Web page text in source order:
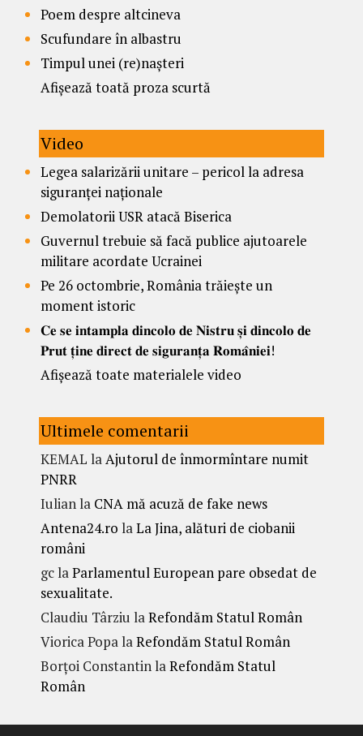
Poem despre altcineva
Scufundare în albastru
Timpul unei (re)nașteri
Afișează toată proza scurtă
Video
Legea salarizării unitare – pericol la adresa
siguranței naționale
Demolatorii USR atacă Biserica
Guvernul trebuie să facă publice ajutoarele
militare acordate Ucrainei
Pe 26 octombrie, România trăiește un
moment istoric
𝐂𝐞 𝐬𝐞 𝐢𝐧𝐭𝐚𝐦𝐩𝐥𝐚 𝐝𝐢𝐧𝐜𝐨𝐥𝐨 𝐝𝐞 𝐍𝐢𝐬𝐭𝐫𝐮 𝐬̦𝐢 𝐝𝐢𝐧𝐜𝐨𝐥𝐨 𝐝𝐞
𝐏𝐫𝐮𝐭 𝐭̦𝐢𝐧𝐞 𝐝𝐢𝐫𝐞𝐜𝐭 𝐝𝐞 𝐬𝐢𝐠𝐮𝐫𝐚𝐧𝐭̦𝐚 𝐑𝐨𝐦𝐚̂𝐧𝐢𝐞𝐢!
Afișează toate materialele video
Ultimele comentarii
KEMAL laAjutorul de înmormîntare numit
PNRR
Iulianla CNA mă acuză de fake news
Antena24.ro laLa Jina, alături de ciobanii
români
gclaParlamentul European pare obsedat de
sexualitate.
Claudiu Târziu laRefondăm Statul Român
Viorica PopalaRefondăm Statul Român
Borțoi ConstantinlaRefondăm Statul
Român